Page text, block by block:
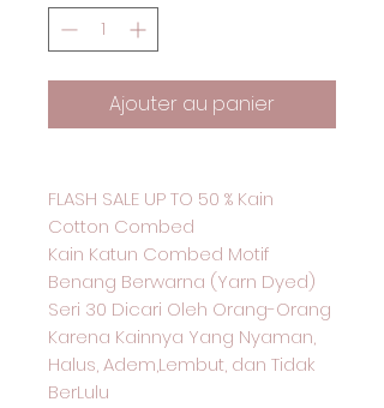
Ajouter au panier
FLASH SALE UP TO 50 % Kain
Cotton Combed
Kain Katun Combed Motif
Benang Berwarna (Yarn Dyed)
Seri 30 Dicari Oleh Orang-Orang
Karena Kainnya Yang Nyaman,
Halus, Adem,Lembut, dan Tidak
BerLulu